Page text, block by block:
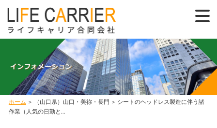
ホーム ＞ （山口県）山口・美祢・長門 ＞ シートのヘッドレス製造に伴う諸
作業（人気の日勤と...